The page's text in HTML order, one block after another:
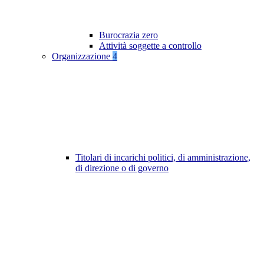
Burocrazia zero
Attività soggette a controllo
Organizzazione 4
Titolari di incarichi politici, di amministrazione,
di direzione o di governo